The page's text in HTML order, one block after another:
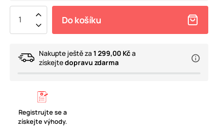
Do košíku
Nakupte ještě za 1 299,00 Kča
získejtedopravu zdarma
Registrujte se a
získejte výhody.